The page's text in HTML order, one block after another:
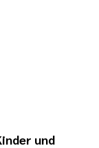
und